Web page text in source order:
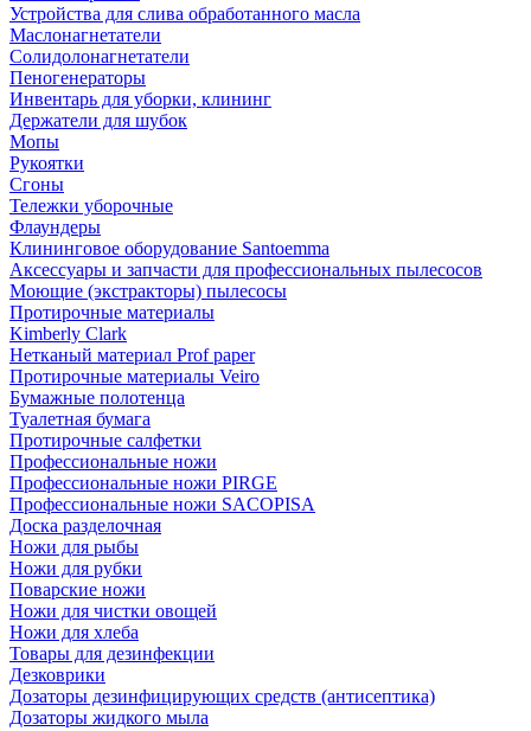
Устройства для слива обработанного масла
Маслонагнетатели
Солидолонагнетатели
Пеногенераторы
Инвентарь для уборки, клининг
Держатели для шубок
Мопы
Рукоятки
Сгоны
Тележки уборочные
Флаундеры
Клининговое оборудование Santoemma
Аксессуары и запчасти для профессиональных пылесосов
Моющие (экстракторы) пылесосы
Протирочные материалы
Kimberly Clark
Нетканый материал Prof paper
Протирочные материалы Veiro
Бумажные полотенца
Туалетная бумага
Протирочные салфетки
Профессиональные ножи
Профессиональные ножи PIRGE
Профессиональные ножи SACOPISA
Доска разделочная
Ножи для рыбы
Ножи для рубки
Поварские ножи
Ножи для чистки овощей
Ножи для хлеба
Товары для дезинфекции
Дезковрики
Дозаторы дезинфицирующих средств (антисептика)
Дозаторы жидкого мыла